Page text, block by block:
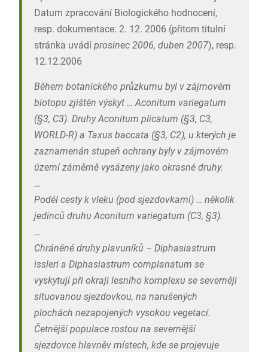
Datum zpracování Biologického hodnocení,
resp. dokumentace: 2. 12. 2006 (přitom titulní
stránka uvádí prosinec 2006, duben 2007), resp.
12.12.2006
Během botanického průzkumu byl v zájmovém
biotopu zjištěn výskyt …Aconitum variegatum
(§3, C3). DruhyAconitum plicatum (§3, C3,
WORLD-R) a Taxus baccata (§3, C2), u kterých je
zaznamenán stupeň ochrany byly v zájmovém
území záměrně vysázeny jako okrasné druhy.
…
Podél cesty k vleku (pod sjezdovkami) … několik
jedinců druhuAconitum variegatum (C3, §3).
…
Chráněné druhy plavuníků – Diphasiastrum
issleria Diphasiastrum complanatum se
vyskytují při okraji lesního komplexu se severněji
situovanou sjezdovkou, na narušených
plochách nezapojených vysokou vegetací.
Četnější populace rostou na severnější
sjezdovce hlavněv místech, kde se projevuje